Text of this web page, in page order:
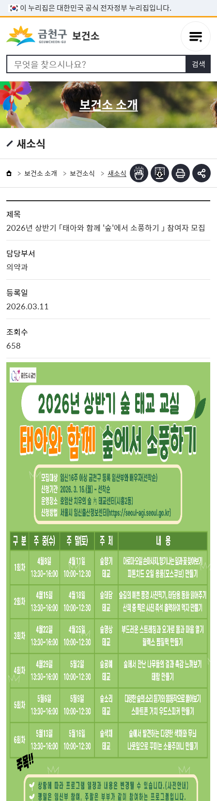
본문 바로가기
이 누리집은 대한민국 공식 전자정부 누리집입니다.
보건소 소개
새소식
보건소 소개 보건소식 새소식
제목
2026년 상반기 「태아와 함께 '숲'에서 소풍하기 」 참여자 모집
담당부서
의약과
등록일
2026.03.11
조회수
658